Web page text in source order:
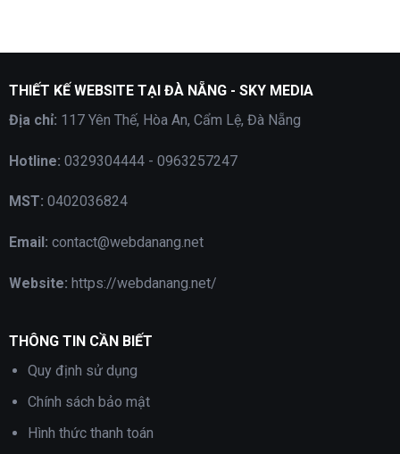
году
i
które
przyciągają
graczy
THIẾT KẾ WEBSITE TẠI ĐÀ NẴNG - SKY MEDIA
Địa chỉ: 117 Yên Thế, Hòa An, Cẩm Lệ, Đà Nẵng
Hotline: 0329304444 - 0963257247
MST: 0402036824
Email: contact@webdanang.net
Website: https://webdanang.net/
THÔNG TIN CẦN BIẾT
Quy định sử dụng
Chính sách bảo mật
Hình thức thanh toán